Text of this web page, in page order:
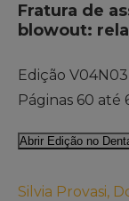
Fratura de
blowout:
Edição V04N03
Páginas 60 até
Abrir Edição no
Silvia Provasi,